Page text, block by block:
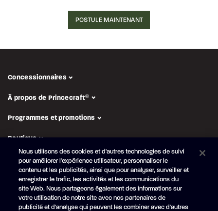
POSTULE MAINTENANT
Concessionnaires
À propos de Princecraft®
Programmes et promotions
Boutique
SUIVEZ-NOUS
Abonnez-vous à l'infolettre
Obtenez en primeur nosnouveautés et promotions
Nous utilisons des cookies et d'autres technologies de suivi
pour améliorer l'expérience utilisateur, personnaliser le
contenu et les publicités, ainsi que pour analyser, surveiller et
enregistrer le trafic, les activités et les communications du
site Web. Nous partageons également des informations sur
votre utilisation de notre site avec nos partenaires de
publicité et d'analyse qui peuvent les combiner avec d'autres